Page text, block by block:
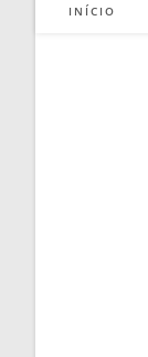
INÍCIO